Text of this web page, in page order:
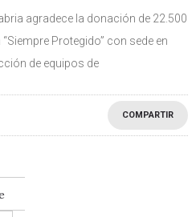
agradece la donación de 22.500
Protegido” con sede en
de equipos de
COMPARTIR